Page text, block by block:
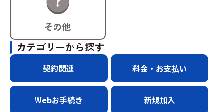
その他
カテゴリーから探す
契約関連 料金・お支払い
Webお手続き 新規加入